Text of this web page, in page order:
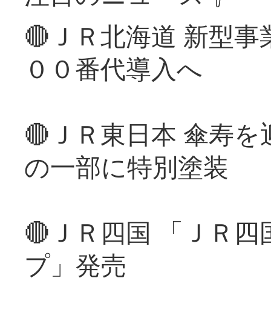
🔴ＪＲ北海道 新型
００番代導入へ
🔴ＪＲ東日本 傘寿
の一部に特別塗装
🔴ＪＲ四国 「ＪＲ
プ」発売